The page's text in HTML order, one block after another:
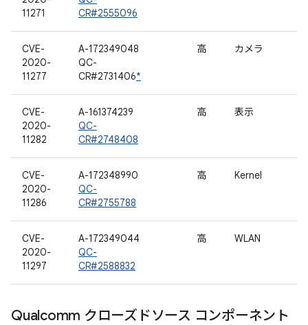
11271
CR#2555096
CVE-
2020-
11277
A-172349048
QC-
CR#2731406*
高 カメラ
CVE-
2020-
11282
A-161374239
QC-
CR#2748408
高 表示
CVE-
2020-
11286
A-172348990
QC-
CR#2755788
高 Kernel
CVE-
2020-
11297
A-172349044
QC-
CR#2588832
高 WLAN
Qualcomm クローズドソース コンポーネント